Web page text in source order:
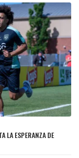
LA ESPERANZA DE